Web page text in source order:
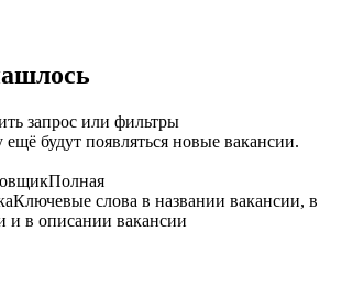
запрос или фильтры
будут появляться новые вакансии.
Полная
Ключевые слова в названии вакансии, в
и в описании вакансии